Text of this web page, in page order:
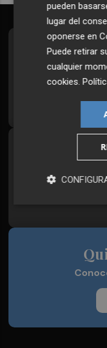
Todos los
Plaza
pueden
lugar del
oponerse en
Puede retirar
cualquier
cookies.